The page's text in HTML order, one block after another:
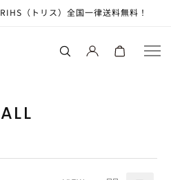
（トリス）全国一律送料無料！
イ
ー
ALL